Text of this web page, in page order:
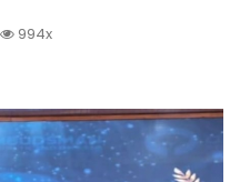
994x